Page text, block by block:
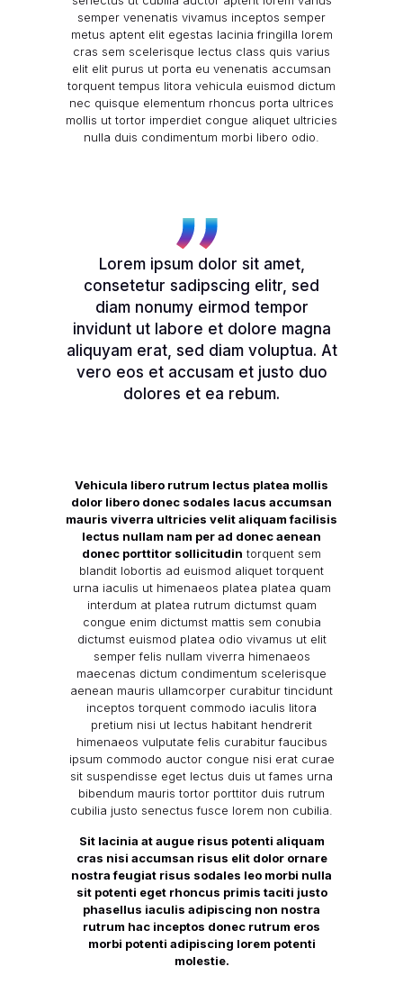
semper venenatis vivamus inceptos semper
metus aptent elit egestas lacinia fringilla lorem
cras sem scelerisque lectus class quis varius
elit elit purus ut porta eu venenatis accumsan
torquent tempus litora vehicula euismod dictum
nec quisque elementum rhoncus porta ultrices
mollis ut tortor imperdiet congue aliquet ultricies
nulla duis condimentum morbi libero odio.
Lorem ipsum dolor sit amet,
consetetur sadipscing elitr, sed
diam nonumy eirmod tempor
invidunt ut labore et dolore magna
aliquyam erat, sed diam voluptua. At
vero eos et accusam et justo duo
dolores et ea rebum.
Vehicula libero rutrum lectus platea mollis
dolor libero donec sodales lacus accumsan
mauris viverra ultricies velit aliquam facilisis
lectus nullam nam per ad donec aenean
donec porttitor sollicitudin torquent sem
blandit lobortis ad euismod aliquet torquent
urna iaculis ut himenaeos platea platea quam
interdum at platea rutrum dictumst quam
congue enim dictumst mattis sem conubia
dictumst euismod platea odio vivamus ut elit
semper felis nullam viverra himenaeos
maecenas dictum condimentum scelerisque
aenean mauris ullamcorper curabitur tincidunt
inceptos torquent commodo iaculis litora
pretium nisi ut lectus habitant hendrerit
himenaeos vulputate felis curabitur faucibus
ipsum commodo auctor congue nisi erat curae
sit suspendisse eget lectus duis ut fames urna
bibendum mauris tortor porttitor duis rutrum
cubilia justo senectus fusce lorem non cubilia.
Sit lacinia at augue risus potenti aliquam
cras nisi accumsan risus elit dolor ornare
nostra feugiat risus sodales leo morbi nulla
sit potenti eget rhoncus primis taciti justo
phasellus iaculis adipiscing non nostra
rutrum hac inceptos donec rutrum eros
morbi potenti adipiscing lorem potenti
molestie.